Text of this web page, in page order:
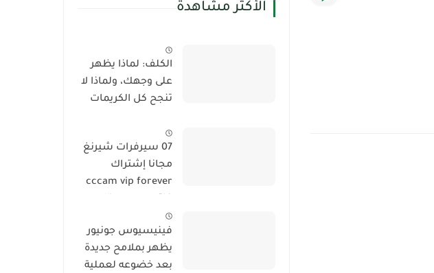
الأكثر مشاهدة
الكلف: لماذا يظهر
على وجهك، ولماذا لا
تنجح كل الكريمات
07 سيرفرات شيرنغ
مجانا إشتراك
cccam vip forever
2024
فينيسيوس جونيور
يظهر بملامح جديدة
بعد خضوعه لعملية